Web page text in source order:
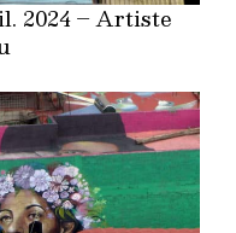
2024 – Artiste